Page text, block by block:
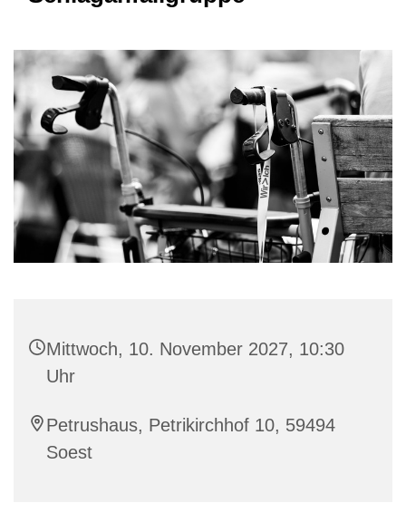
Mittwoch, 10. November 2027, 10:30
Uhr
Petrushaus, Petrikirchhof 10, 59494
Soest